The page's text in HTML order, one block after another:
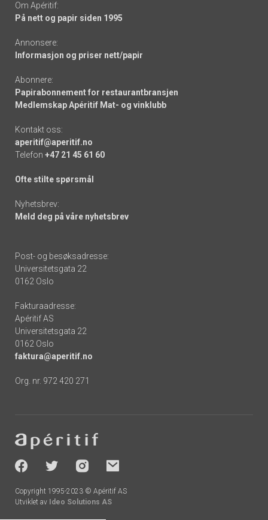
Om Apéritif:
På nett og papir siden 1995
Annonsere:
Informasjon og priser nett/papir
Abonnere:
Papirabonnement for restaurantbransjen
Medlemskap Apéritif Mat- og vinklubb
Kontakt oss:
aperitif@aperitif.no
Telefon +47 21 45 61 60
Ofte stilte spørsmål
Nyhetsbrev:
Meld deg på våre nyhetsbrev
Post- og besøksadresse:
Universitetsgata 22
0162 Oslo
Fakturaadresse:
Apéritif AS
Universitetsgata 22
0162 Oslo
faktura@aperitif.no
Org. nr. 972 420 271
-
socials
Copyright 1995-2023 © Apéritif AS
Utviklet av Ideo Solutions AS